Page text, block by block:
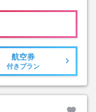
航空券
付きプラン